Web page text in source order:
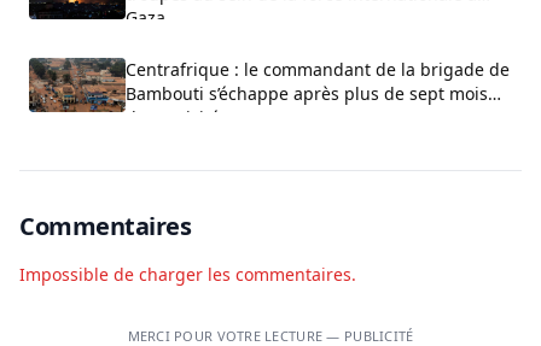
Gaza
Centrafrique : le commandant de la brigade de
Bambouti s’échappe après plus de sept mois
de captivité
Commentaires
Impossible de charger les commentaires.
MERCI POUR VOTRE LECTURE — PUBLICITÉ